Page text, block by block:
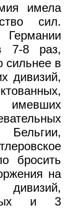
имела
сил.
7-8 раз,
сильнее в
дивизий,
бросить
на
дивизий,
и 3